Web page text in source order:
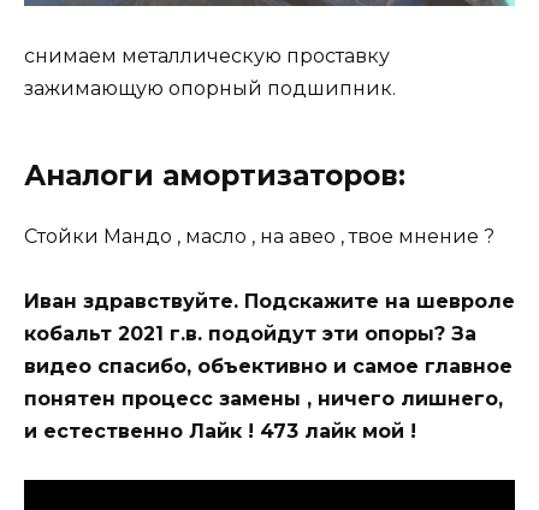
снимаем металлическую проставку
зажимающую опорный подшипник.
Аналоги амортизаторов:
Стойки Мандо , масло , на авео , твое мнение ?
Иван здравствуйте. Подскажите на шевроле
кобальт 2021 г.в. подойдут эти опоры? За
видео спасибо, объективно и самое главное
понятен процесс замены , ничего лишнего,
и естественно Лайк ! 473 лайк мой !